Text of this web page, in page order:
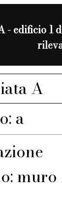
- edificio 1
A
a
muro